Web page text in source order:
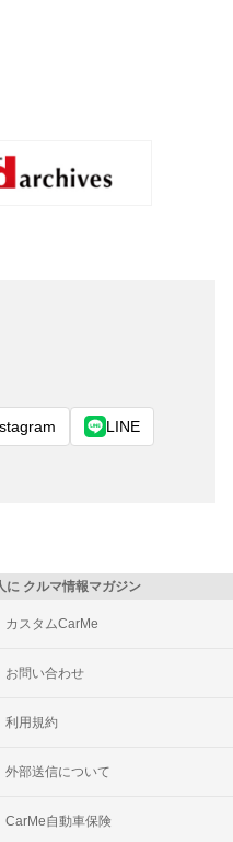
LINE
に クルマ情報マガジン
カスタムCarMe
お問い合わせ
利用規約
外部送信について
CarMe自動車保険